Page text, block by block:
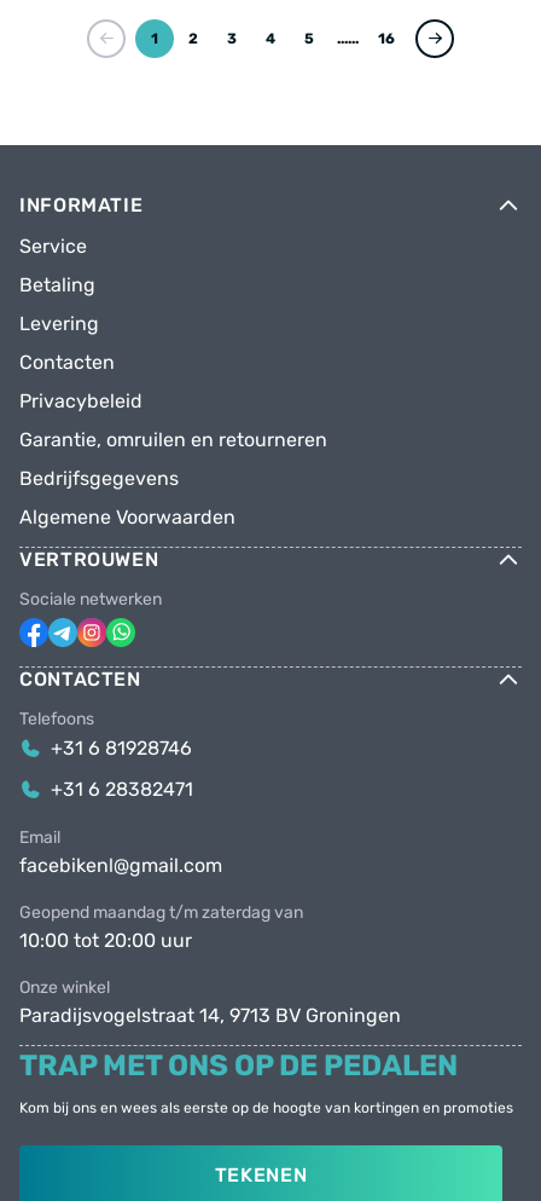
1 2 3 4 5 ... 16
INFORMATIE
Service
Betaling
Levering
Contacten
Privacybeleid
Garantie, omruilen en retourneren
Bedrijfsgegevens
Algemene Voorwaarden
VERTROUWEN
Sociale netwerken
CONTACTEN
Telefoons
+31 6 81928746
+31 6 28382471
Email
facebikenl@gmail.com
Geopend maandag t/m zaterdag van
10:00 tot 20:00 uur
Onze winkel
Paradijsvogelstraat 14, 9713 BV Groningen
TRAP MET ONS OP DE PEDALEN
Kom bij ons en wees als eerste op de hoogte van kortingen en promoties
TEKENEN